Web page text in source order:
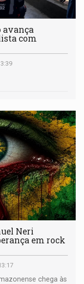
avança
com
Neri
em rock
chega às